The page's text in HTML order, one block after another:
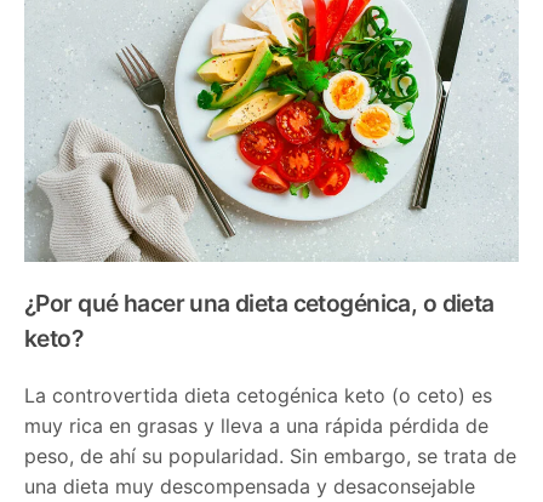
¿Por qué hacer una dieta cetogénica, o dieta
keto?
La controvertida dieta cetogénica keto (o ceto) es
muy rica en grasas y lleva a una rápida pérdida de
peso, de ahí su popularidad. Sin embargo, se trata de
una dieta muy descompensada y desaconsejable